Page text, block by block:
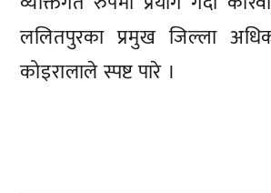
ललितपुरका प्रमुख जिल्ला
कोइरालाले स्पष्ट पारे ।